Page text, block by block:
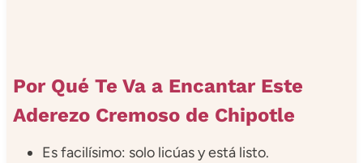
Por Qué Te Va a Encantar Este
Aderezo Cremoso de Chipotle
Es facilísimo: solo licúas y está listo.